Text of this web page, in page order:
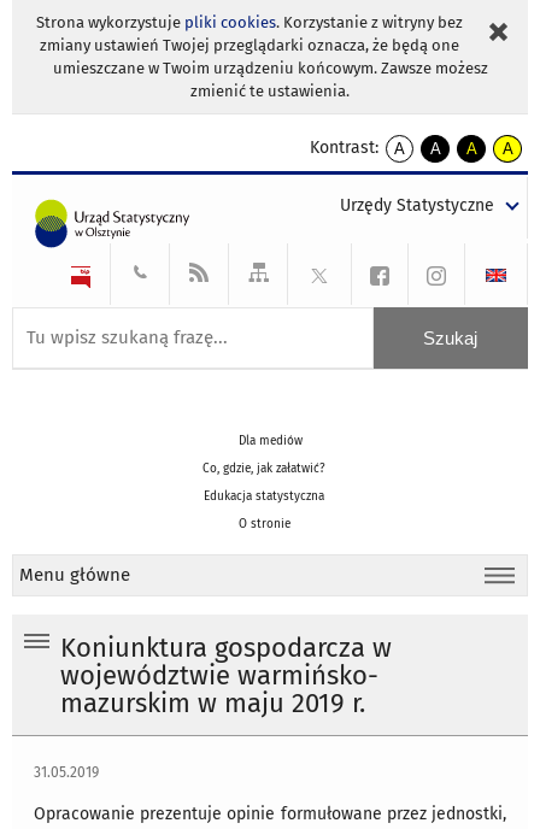
Strona wykorzystuje pliki cookies. Korzystanie z witryny bez
zmiany ustawień Twojej przeglądarki oznacza, że będą one
umieszczane w Twoim urządzeniu końcowym. Zawsze możesz
zmienić te ustawienia.
Kontrast:
A
kontrast
A
kontrast
tekst
czarnym
A
kontrast
tekst
czarnym
A
tekst
żółtym
Urzędy Statystyczne
Dla mediów
Co, gdzie, jak załatwić?
Edukacja statystyczna
O stronie
Menu główne
Koniunktura gospodarcza w
województwie warmińsko-
mazurskim w maju 2019 r.
31.05.2019
Opracowanie prezentuje opinie formułowane przez jednostki,